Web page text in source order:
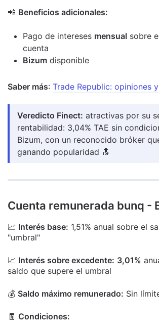
📲 Beneficios adicionales:
Pago de intereses mensual sobre
cuenta
Bizum disponible
Saber más: Trade Republic: opiniones
Veredicto Finect: atractivas por su
rentabilidad: 3,04% TAE sin
Bizum, con un reconocido bróker
ganando popularidad 🔝
Cuenta remunerada bunq -
📈 Interés base: 1,51% anual sobre el
"umbral"
📈 Interés sobre excedente: 3,01%
saldo que supere el umbral
💰 Saldo máximo remunerado: Sin
🧾 Condiciones: